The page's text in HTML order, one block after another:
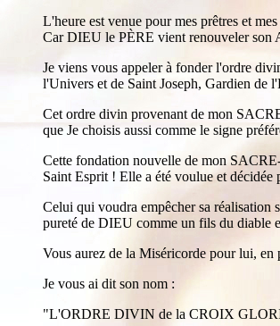
L'heure est venue pour mes prêtres et
Car DIEU le PÈRE vient renouveler son
Je viens vous appeler à fonder l'ordre
l'Univers et de Saint Joseph, Gardien de
Cet ordre divin provenant de mon
que Je choisis aussi comme le signe
Cette fondation nouvelle de mon
Saint Esprit ! Elle a été voulue et
Celui qui voudra empêcher sa réalisation
pureté de DIEU comme un fils du
Vous aurez de la Miséricorde pour lui, en
Je vous ai dit son nom :
"L'ORDRE DIVIN de la CROIX